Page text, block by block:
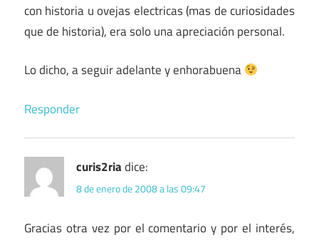
con historia u ovejas electricas (mas de curiosidades
que de historia), era solo una apreciación personal.
Lo dicho, a seguir adelante y enhorabuena
Responder
curis2riadice:
8 de enero de 2008 a las 09:47
Gracias otra vez por el comentario y por el interés,